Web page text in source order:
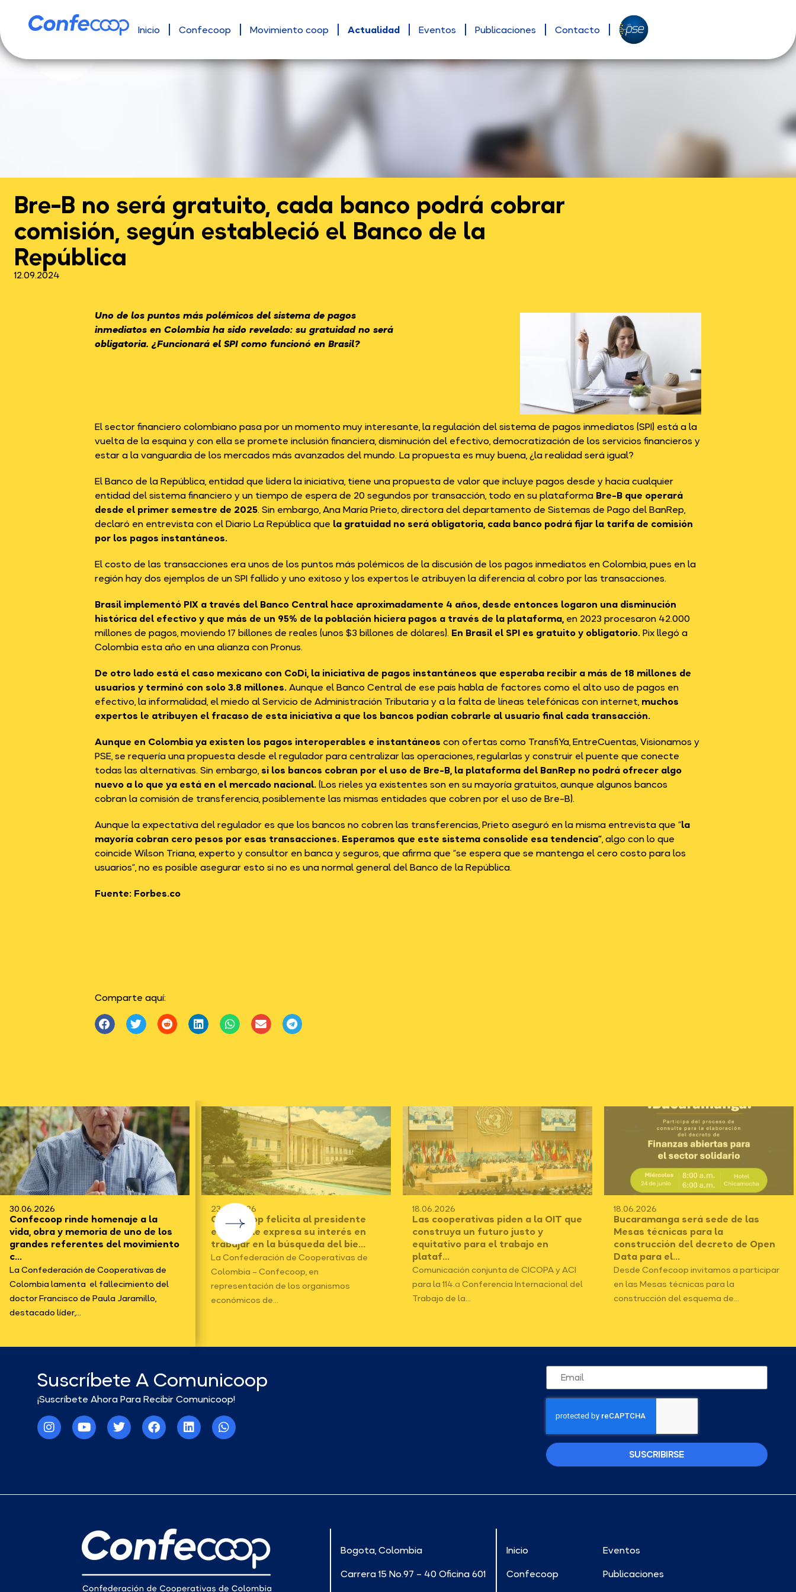
Inicio Confecoop Movimiento coop Actualidad Eventos Publicaciones Contacto
Bre-B no será gratuito, cada banco podrá cobrar
comisión, según estableció el Banco de la
República
12.09.2024
Uno de los puntos más polémicos del sistema de pagos
inmediatos en Colombia ha sido revelado: su gratuidad no será
obligatoria. ¿Funcionará el SPI como funcionó en Brasil?
El sector financiero colombiano pasa por un momento muy interesante, la regulación del sistema de pagos inmediatos (SPI) está a la
vuelta de la esquina y con ella se promete inclusión financiera, disminución del efectivo, democratización de los servicios financieros y
estar a la vanguardia de los mercados más avanzados del mundo. La propuesta es muy buena, ¿la realidad será igual?
El Banco de la República, entidad que lidera la iniciativa, tiene una propuesta de valor que incluye pagos desde y hacia cualquier
entidad del sistema financiero y un tiempo de espera de 20 segundos por transacción, todo en su plataformaBre-B que operará
desde el primer semestre de 2025. Sin embargo, Ana María Prieto, directora del departamento de Sistemas de Pago del BanRep,
declaró en entrevista con elDiario La Repúblicaque la gratuidad no será obligatoria, cada banco podrá fijar la tarifa de comisión
por los pagos instantáneos.
El costo de las transacciones era unos de los puntos más polémicos de la discusión de los pagos inmediatos en Colombia, pues en la
región hay dos ejemplos de un SPI fallido y uno exitoso y los expertos le atribuyen la diferencia al cobro por las transacciones.
Brasil implementó PIX a través del Banco Central hace aproximadamente 4 años, desde entonces logaron una disminución
histórica del efectivo y que más de un 95% de la población hiciera pagos a través de la plataforma,en 2023 procesaron 42.000
millones de pagos, moviendo 17 billones de reales (unos $3 billones de dólares). En Brasil el SPI es gratuito y obligatorio.Pix llegó a
Colombia esta año en una alianza con Pronus.
De otro lado está el caso mexicano con CoDi, la iniciativa de pagos instantáneos que esperaba recibir a más de 18 millones de
usuarios y terminó con solo 3.8 millones.Aunque el Banco Central de ese país habla de factores como el alto uso de pagos en
efectivo, la informalidad, el miedo al Servicio de Administración Tributaria y a la falta de líneas telefónicas con internet,muchos
expertos le atribuyen el fracaso de esta iniciativaa que los bancos podían cobrarle al usuario final cada transacción.
Aunque en Colombia ya existen los pagos interoperables e instantáneoscon ofertas como TransfiYa, EntreCuentas, Visionamos y
PSE, se requería una propuesta desde el regulador para centralizar las operaciones, regularlas y construir el puente que conecte
todas las alternativas. Sin embargo,si los bancos cobran por el uso de Bre-B, la plataforma del BanRep no podrá ofrecer algo
nuevo a lo que ya está en el mercado nacional.(Los rieles ya existentes son en su mayoría gratuitos, aunque algunos bancos
cobran la comisión de transferencia, posiblemente las mismas entidades que cobren por el uso de Bre-B).
Aunque la expectativa del regulador es que los bancos no cobren las transferencias, Prieto aseguró en la misma entrevista que “la
mayoría cobran cero pesos por esas transacciones. Esperamos que este sistema consolide esa tendencia”, algo con lo que
coincide Wilson Triana, experto y consultor en banca y seguros, que afirma que “se espera que se mantenga el cero costo para los
usuarios”, no es posible asegurar esto si no es una normal general del Banco de la República.
Fuente: Forbes.co
Comparte aquí:
30.06.2026
Confecoop rinde homenaje a la
vida, obra y memoria de uno de los
grandes referentes del movimiento
c...
La Confederación de Cooperativas de
Colombia lamenta el fallecimiento del
doctor Francisco de Paula Jaramillo,
destacado líder,...
23.06.2026
Confecoop felicita al presidente
electo y le expresa su interés en
trabajar en la búsqueda del bie...
La Confederación de Cooperativas de
Colombia – Confecoop, en
representación de los organismos
económicos de...
18.06.2026
Las cooperativas piden a la OIT que
construya un futuro justo y
equitativo para el trabajo en
plataf...
Comunicación conjunta de CICOPA y ACI
para la 114.ª Conferencia Internacional del
Trabajo de la...
18.06.2026
Bucaramanga será sede de las
Mesas técnicas para la
construcción del decreto de Open
Data para el...
Desde Confecoop invitamos a participar
en las Mesas técnicas para la
construcción del esquema de...
Suscríbete A Comunicoop
¡Suscríbete Ahora Para Recibir Comunicoop!
SUSCRIBIRSE
Bogota, Colombia
Carrera 15 No.97 – 40 Oficina 601
Inicio
Confecoop
Eventos
Publicaciones